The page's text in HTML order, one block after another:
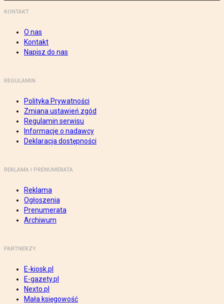
KONTAKT
O nas
Kontakt
Napisz do nas
REGULAMIN
Polityka Prywatności
Zmiana ustawień zgód
Regulamin serwisu
Informacje o nadawcy
Deklaracja dostępności
REKLAMA I PRENUMERATA
Reklama
Ogłoszenia
Prenumerata
Archiwum
PARTNERZY
E-kiosk.pl
E-gazety.pl
Nexto.pl
Mała księgowość